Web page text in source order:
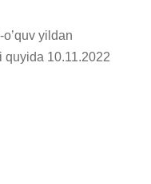
yildan
quyida 10.11.2022